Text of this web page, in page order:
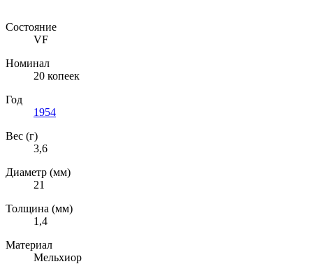
Состояние
VF
Номинал
20 копеек
Год
1954
Вес (г)
3,6
Диаметр (мм)
21
Толщина (мм)
1,4
Материал
Мельхиор